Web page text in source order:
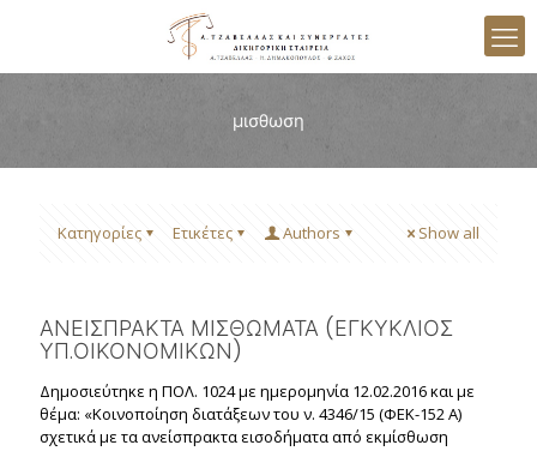
μισθωση
Κατηγορίες Ετικέτες Authors Show all
ΑΝΕΙΣΠΡΑΚΤΑ ΜΙΣΘΩΜΑΤΑ (ΕΓΚΥΚΛΙΟΣ
ΥΠ.ΟΙΚΟΝΟΜΙΚΩΝ)
Δημοσιεύτηκε η ΠΟΛ. 1024 με ημερομηνία 12.02.2016 και με
θέμα: «Κοινοποίηση διατάξεων του ν. 4346/15 (ΦΕΚ-152 Α)
σχετικά με τα ανείσπρακτα εισοδήματα από εκμίσθωση